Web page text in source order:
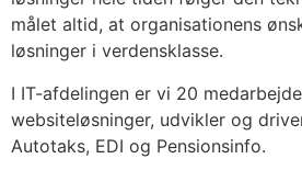
målet altid, at organisationens
løsninger i verdensklasse.
I IT-afdelingen er vi 20
websiteløsninger, udvikler og
Autotaks, EDI og Pensionsinfo.